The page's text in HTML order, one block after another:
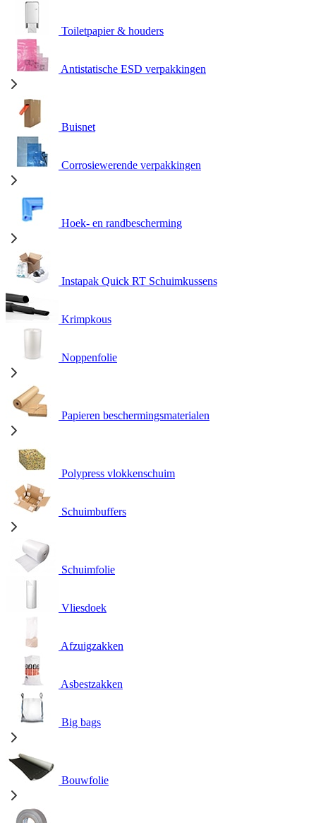
Toiletpapier & houders
Antistatische ESD verpakkingen
Buisnet
Corrosiewerende verpakkingen
Hoek- en randbescherming
Instapak Quick RT Schuimkussens
Krimpkous
Noppenfolie
Papieren beschermingsmaterialen
Polypress vlokkenschuim
Schuimbuffers
Schuimfolie
Vliesdoek
Afzuigzakken
Asbestzakken
Big bags
Bouwfolie